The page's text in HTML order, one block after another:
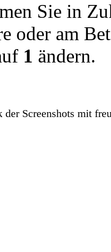
Sie in
oder am
1 ändern.
der Screenshots mit